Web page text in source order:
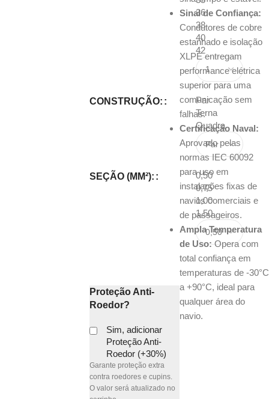
36
38
40
42
CONSTRUÇÃO:
Par
Terna
Quadra
SEÇÃO (MM²):
0,50
0,75
1,00
1,50
Proteção Anti-
Roedor?
Sim, adicionar
Proteção Anti-
Roedor (+30%)
Garante proteção extra
contra roedores e cupins.
O valor será atualizado no
Sinal de Confiança:
Condutores de cobre
estanhado e isolação
XLPE entregam
performance elétrica
superior para uma
comunicação sem
falhas.
Certificação Naval:
Aprovado pelas
normas IEC 60092
para uso em
instalações fixas de
navios comerciais e
de passageiros.
Ampla Temperatura
de Uso:Opera com
total confiança em
temperaturas de -30°C
a +90°C, ideal para
qualquer área do
navio.